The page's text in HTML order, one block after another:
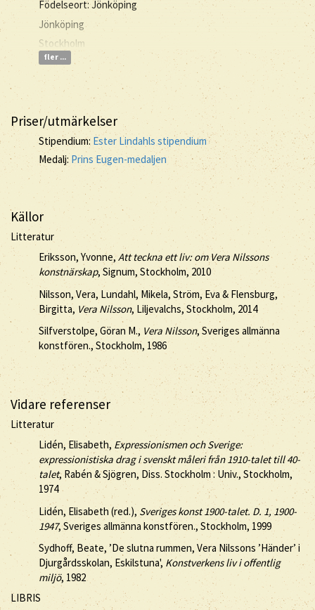
Födelseort: Jönköping
Jönköping
Stockholm
fler ...
Priser/utmärkelser
Stipendium: Ester Lindahls stipendium
Medalj: Prins Eugen-medaljen
Källor
Litteratur
Eriksson, Yvonne,Att teckna ett liv: om Vera Nilssons
konstnärskap, Signum, Stockholm, 2010
Nilsson, Vera, Lundahl, Mikela, Ström, Eva & Flensburg,
Birgitta, Vera Nilsson, Liljevalchs, Stockholm, 2014
Silfverstolpe, Göran M., Vera Nilsson, Sveriges allmänna
konstfören., Stockholm, 1986
Vidare referenser
Litteratur
Lidén, Elisabeth, Expressionismen och Sverige:
expressionistiska drag i svenskt måleri från 1910-talet till 40-
talet, Rabén & Sjögren, Diss. Stockholm : Univ., Stockholm,
1974
Lidén, Elisabeth (red.),Sveriges konst 1900-talet. D. 1, 1900-
1947, Sveriges allmänna konstfören., Stockholm, 1999
Sydhoff, Beate, ’De slutna rummen, Vera Nilssons ’Händer’ i
Djurgårdsskolan, Eskilstuna', Konstverkens liv i offentlig
miljö, 1982
LIBRIS